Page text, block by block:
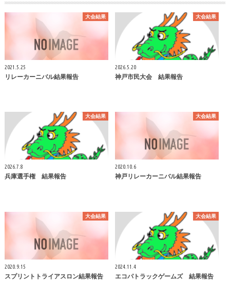
大会結果
2021.5.25
リレーカーニバル結果報告
大会結果
2026.5.20
神戸市民大会 結果報告
大会結果
2026.7.8
兵庫選手権 結果報告
大会結果
2020.10.6
神戸リレーカーニバル結果報告
大会結果
2020.9.15
スプリントトライアスロン結果報告
大会結果
2024.11.4
エコパトラックゲームズ 結果報告